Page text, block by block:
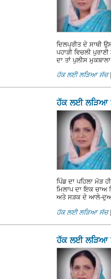
ਦਿਲਪ੍ਰੀਤ ਦੇ ਸਾਥੀ
ਪਹਾੜੀ ਵਿਚਲੀ
ਦਾ ਤਾਂ ਪੁਲੀਸ
ਹੱਕ ਲਈ ਲੜਿਆ ਸੱਚ
ਹੱਕ ਲਈ ਲੜਿਆ
ਪਿੰਡ ਦਾ ਪਹਿਲਾ ਮੋੜ
ਮਿਲਾਪ ਦਾ ਇਕ ਚਾਅ
ਅਤੇ ਸੜਕ ਦੇ ਆਲੇ-
ਹੱਕ ਲਈ ਲੜਿਆ ਸੱਚ |
ਹੱਕ ਲਈ ਲੜਿਆ